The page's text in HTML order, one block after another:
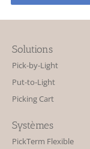
Solutions
Pick-by-Light
Put-to-Light
Picking Cart
Systèmes
PickTerm Flexible